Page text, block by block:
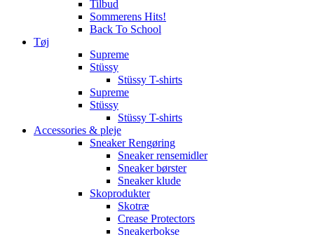
Tilbud
Sommerens Hits!
Back To School
Tøj
Supreme
Stüssy
Stüssy T-shirts
Supreme
Stüssy
Stüssy T-shirts
Accessories & pleje
Sneaker Rengøring
Sneaker rensemidler
Sneaker børster
Sneaker klude
Skoprodukter
Skotræ
Crease Protectors
Sneakerbokse